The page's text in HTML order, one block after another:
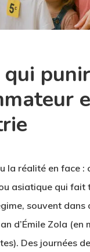
la réalité en face :
asiatique qui fait
souvent dans
d’Émile Zola (en
Des journées